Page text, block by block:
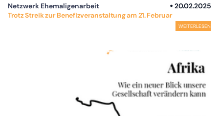
Netzwerk Ehemaligenarbeit
20.02.2025
Trotz Streik zur Benefizveranstaltung am 21. Februar
WEITERLESEN